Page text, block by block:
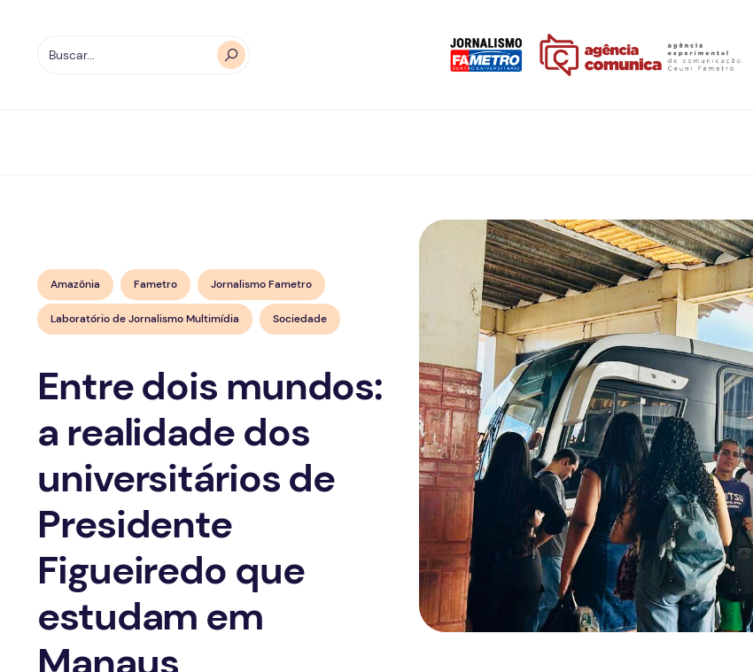
Amazônia Fametro Jornalismo Fametro
Laboratório de Jornalismo Multimídia Sociedade
Entre dois mundos:
a realidade dos
universitários de
Presidente
Figueiredo que
estudam em